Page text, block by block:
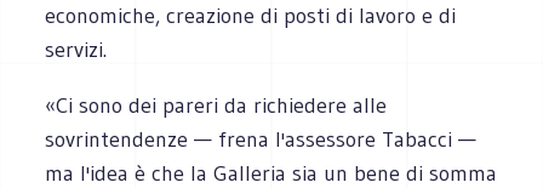
economiche, creazione di posti di lavoro e di
servizi.
«Ci sono dei pareri da richiedere alle
sovrintendenze — frena l'assessore Tabacci —
ma l'idea è che la Galleria sia un bene di somma